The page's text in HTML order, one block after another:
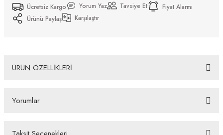
Ücretsiz Kargo Yorum Yaz Tavsiye Et
Fiyat Alarmı
Ürünü Paylaş
Karşılaştır
ÜRÜN ÖZELLİKLERİ
özelliğine sahiptir. Distribütör firma tarafından fabrikasyon hatalara karşı 2 yıl
Yorumlar